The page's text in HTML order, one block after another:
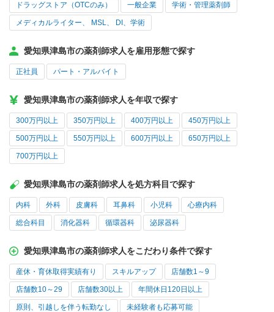
ドラッグストア（OTCのみ） 一般企業 学術・管理薬剤師
メディカルライター、 MSL、 DI、学術
愛知県津島市の薬剤師求人を雇用形態で探す
正社員 パート・アルバイト
愛知県津島市の薬剤師求人を年収で探す
300万円以上 350万円以上 400万円以上 450万円以上
500万円以上 550万円以上 600万円以上 650万円以上
700万円以上
愛知県津島市の薬剤師求人を処方科目で探す
内科 外科 皮膚科 耳鼻科 小児科 心療内科
総合科目 消化器科 循環器科 泌尿器科
愛知県津島市の薬剤師求人をこだわり条件で探す
産休・育休取得実績有り スキルアップ 店舗数1～9
店舗数10～29 店舗数30以上 年間休日120日以上
原則、引越しを伴う転勤なし 未経験者も応募可能